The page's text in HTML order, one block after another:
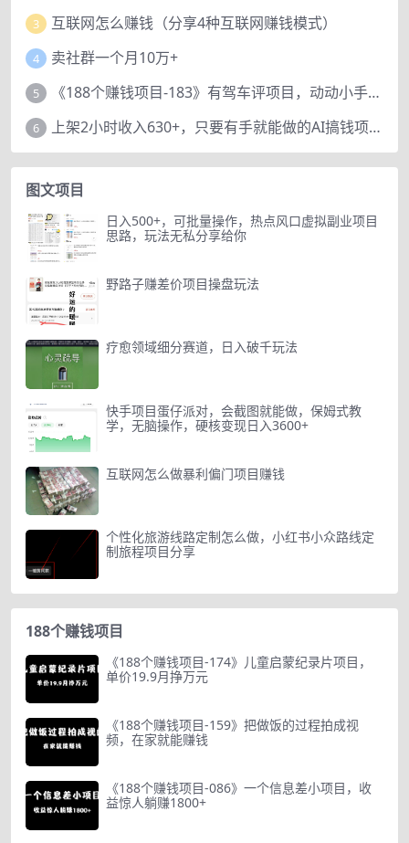
3 互联网怎么赚钱（分享4种互联网赚钱模式）
4 卖社群一个月10万+
5 《188个赚钱项目-183》有驾车评项目，动动小手，复制粘贴赚44元！
6 上架2小时收入630+，只要有手就能做的AI搞钱项目，奶奶看完都能学会!
图文项目
日入500+，可批量操作，热点风口虚拟副业项目
思路，玩法无私分享给你
野路子赚差价项目操盘玩法
疗愈领域细分赛道，日入破千玩法
快手项目蛋仔派对，会截图就能做，保姆式教
学，无脑操作，硬核变现日入3600+
互联网怎么做暴利偏门项目赚钱
个性化旅游线路定制怎么做，小红书小众路线定
制旅程项目分享
188个赚钱项目
《188个赚钱项目-174》儿童启蒙纪录片项目，
单价19.9月挣万元
《188个赚钱项目-159》把做饭的过程拍成视
频，在家就能赚钱
《188个赚钱项目-086》一个信息差小项目，收
益惊人躺赚1800+